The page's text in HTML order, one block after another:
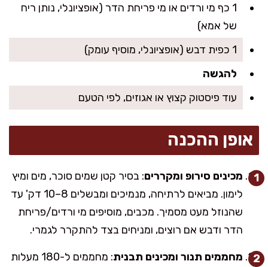
1 כף מי ורדים או מי פריחת הדר (אופציונלי, נותן ריח
של אמא)
1 כפית דבש (אופציונלי, מוסיף עומק)
להגשה
עוד פיסטוק קצוץ או אגוזים, לפי הטעם
אופן ההכנה
מכינים סירופ ומקררים: בסיר קטן שמים סוכר, מים ומיץ
לימון. מביאים לרתיחה, מנמיכים ומבשלים 8–10 דק' עד
שהנוזל מעט מסמיך. מכבים, מוסיפים מי ורדים/פריחת
הדר ודבש אם רוצים, ומניחים בצד להתקרר לגמרי.
מחממים תנור ומכינים תבנית
: מחממים ל-180 מעלות